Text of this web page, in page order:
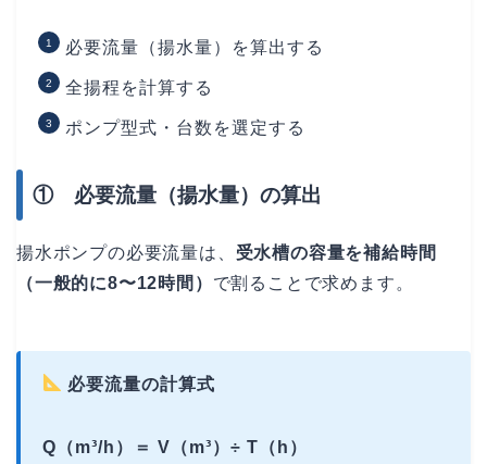
必要流量（揚水量）を算出する
全揚程を計算する
ポンプ型式・台数を選定する
① 必要流量（揚水量）の算出
揚水ポンプの必要流量は、 受水槽の容量を補給時間
（一般的に8〜12時間） で割ることで求めます。
必要流量の計算式
Q（m³/h）＝ V（m³）÷ T（h）